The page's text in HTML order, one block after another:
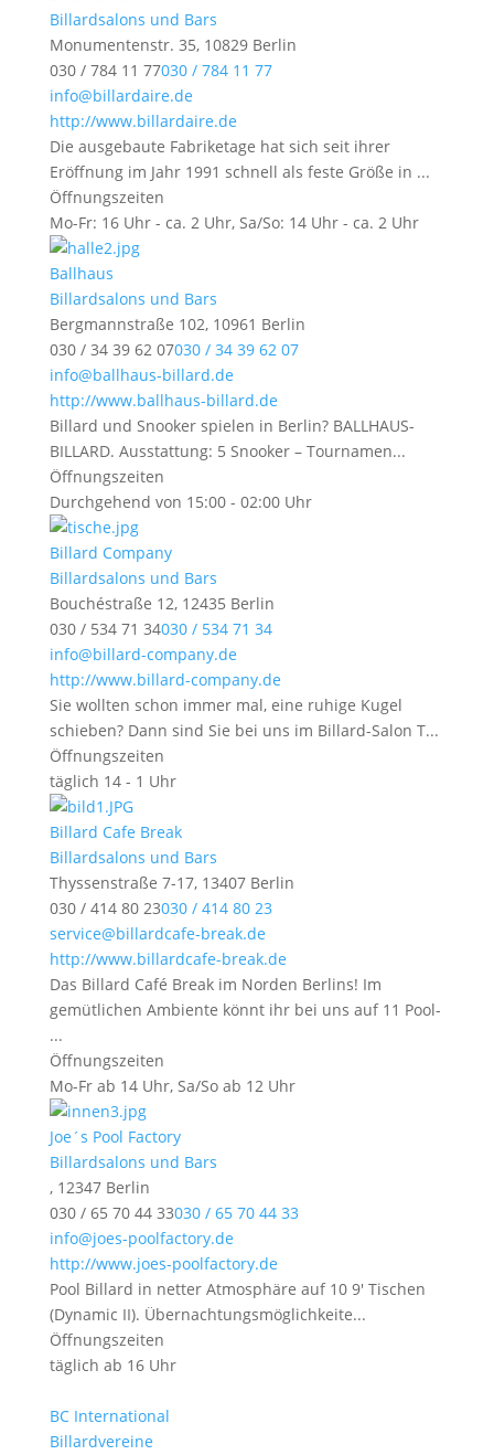
Billardsalons und Bars
Monumentenstr. 35, 10829 Berlin
030 / 784 11 77030 / 784 11 77
info@billardaire.de
http://www.billardaire.de
Die ausgebaute Fabriketage hat sich seit ihrer
Eröffnung im Jahr 1991 schnell als feste Größe in ...
Öffnungszeiten
Mo-Fr: 16 Uhr - ca. 2 Uhr, Sa/So: 14 Uhr - ca. 2 Uhr
Ballhaus
Billardsalons und Bars
Bergmannstraße 102, 10961 Berlin
030 / 34 39 62 07030 / 34 39 62 07
info@ballhaus-billard.de
http://www.ballhaus-billard.de
Billard und Snooker spielen in Berlin? BALLHAUS-
BILLARD. Ausstattung: 5 Snooker – Tournamen...
Öffnungszeiten
Durchgehend von 15:00 - 02:00 Uhr
Billard Company
Billardsalons und Bars
Bouchéstraße 12, 12435 Berlin
030 / 534 71 34030 / 534 71 34
info@billard-company.de
http://www.billard-company.de
Sie wollten schon immer mal, eine ruhige Kugel
schieben? Dann sind Sie bei uns im Billard-Salon T...
Öffnungszeiten
täglich 14 - 1 Uhr
Billard Cafe Break
Billardsalons und Bars
Thyssenstraße 7-17, 13407 Berlin
030 / 414 80 23030 / 414 80 23
service@billardcafe-break.de
http://www.billardcafe-break.de
Das Billard Café Break im Norden Berlins! Im
gemütlichen Ambiente könnt ihr bei uns auf 11 Pool-
...
Öffnungszeiten
Mo-Fr ab 14 Uhr, Sa/So ab 12 Uhr
Joe´s Pool Factory
Billardsalons und Bars
, 12347 Berlin
030 / 65 70 44 33030 / 65 70 44 33
info@joes-poolfactory.de
http://www.joes-poolfactory.de
Pool Billard in netter Atmosphäre auf 10 9′ Tischen
(Dynamic II). Übernachtungsmöglichkeite...
Öffnungszeiten
täglich ab 16 Uhr
BC International
Billardvereine